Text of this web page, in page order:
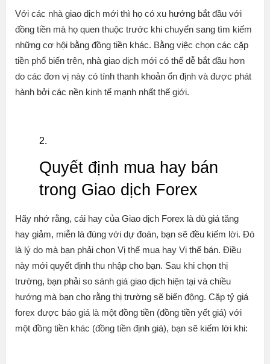
Với các nhà giao dịch mới thì họ có xu hướng bắt đầu với
đồng tiền mà họ quen thuộc trước khi chuyển sang tìm kiếm
những cơ hội bằng đồng tiền khác. Bằng việc chọn các cặp
tiền phổ biến trên, nhà giao dịch mới có thể dễ bắt đầu hơn
do các đơn vị này có tính thanh khoản ổn định và được phát
hành bởi các nền kinh tế mạnh nhất thế giới.
Quyết định mua hay bán
trong Giao dịch Forex
Hãy nhớ rằng, cái hay của Giao dịch Forex là dù giá tăng
hay giảm, miễn là đúng với dự đoán, bạn sẽ đều kiếm lời. Đó
là lý do mà bạn phải chọn Vị thế mua hay Vị thế bán. Điều
này mới quyết định thu nhập cho bạn. Sau khi chọn thị
trường, bạn phải so sánh giá giao dịch hiện tại và chiều
hướng mà bạn cho rằng thị trường sẽ biến động. Cặp tỷ giá
forex được báo giá là một đồng tiền (đồng tiền yết giá) với
một đồng tiền khác (đồng tiền định giá), bạn sẽ kiếm lời khi: